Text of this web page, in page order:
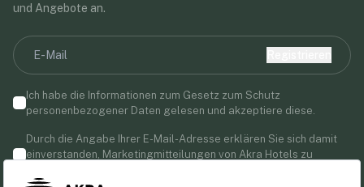
und Angebote an.
Ich habe die Informationen zum Gesetz zum Schutz
personenbezogener Daten gelesen und akzeptiere diese.
Durch die Angabe Ihrer E-Mail-Adresse erklären Sie sich damit
einverstanden, Marketingmitteilungen von Akra Hotels zu